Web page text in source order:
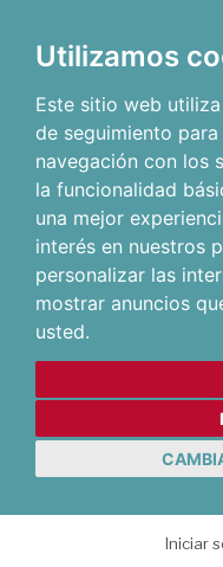
Utilizamos
Este sitio web
de seguimiento
navegación con los
la funcionalidad
una mejor
interés en nuestros
personalizar las
mostrar anuncios
usted.
Iniciar